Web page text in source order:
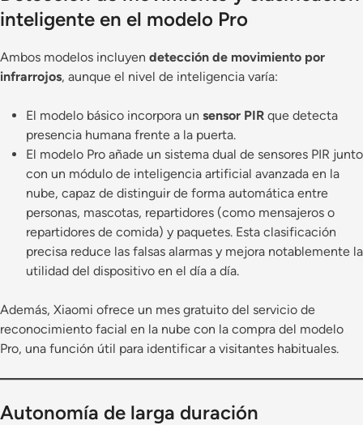
inteligente en el modelo Pro
Ambos modelos incluyen detección de movimiento por
infrarrojos, aunque el nivel de inteligencia varía:
El modelo básico incorpora un sensor PIR que detecta
presencia humana frente a la puerta.
El modelo Pro añade un sistema dual de sensores PIR junto
con un módulo de inteligencia artificial avanzada en la
nube, capaz de distinguir de forma automática entre
personas, mascotas, repartidores (como mensajeros o
repartidores de comida) y paquetes. Esta clasificación
precisa reduce las falsas alarmas y mejora notablemente la
utilidad del dispositivo en el día a día.
Además, Xiaomi ofrece un mes gratuito del servicio de
reconocimiento facial en la nube con la compra del modelo
Pro, una función útil para identificar a visitantes habituales.
Autonomía de larga duración